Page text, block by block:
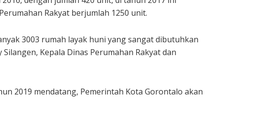
Rakyat berjumlah 1250 unit.
3003 rumah layak huni yang sangat dibutuhkan
Kepala Dinas Perumahan Rakyat dan
2019 mendatang, Pemerintah Kota Gorontalo akan